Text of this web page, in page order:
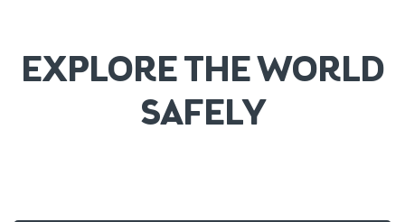
EXPLORE THE WORLD
SAFELY